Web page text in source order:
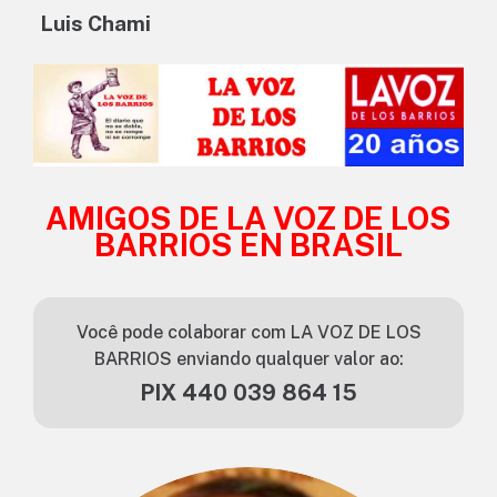
Luis Chami
AMIGOS DE LA VOZ DE LOS
BARRIOS EN BRASIL
Você pode colaborar com LA VOZ DE LOS
BARRIOS enviando qualquer valor ao:
PIX 440 039 864 15